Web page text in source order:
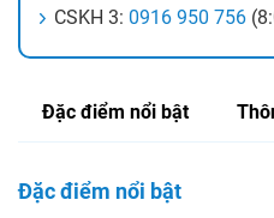
CSKH 3: 0916 950 756
Đặc điểm nổi bật
Đặc điểm nổi bật